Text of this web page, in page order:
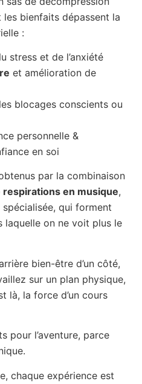
bienfaits dépassent la
:
stress et de l’anxiété
et amélioration de
blocages conscients ou
personnelle &
en soi
par la combinaison
respirations en musique,
qui forment
laquelle on ne voit plus le
bien-être d’un côté,
sur un plan physique,
là, la force d’un cours
pour l’aventure, parce
chaque expérience est